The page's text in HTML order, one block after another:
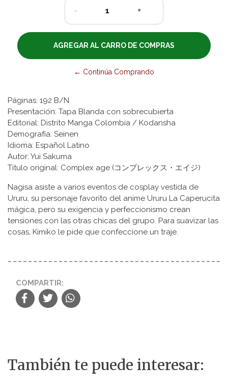
- +
← Continúa Comprando
Páginas: 192 B/N
Presentación: Tapa Blanda con sobrecubierta
Editorial: Distrito Manga Colombia / Kodansha
Demografía: Seinen
Idioma: Español Latino
Autor: Yui Sakuma
Título original: Complex age (コンプレックス・エイジ)
Nagisa asiste a varios eventos de cosplay vestida de
Ururu, su personaje favorito del anime Ururu La Caperucita
mágica, pero su exigencia y perfeccionismo crean
tensiones con las otras chicas del grupo. Para suavizar las
cosas, Kimiko le pide que confeccione un traje.
COMPARTIR:
También te puede interesar: